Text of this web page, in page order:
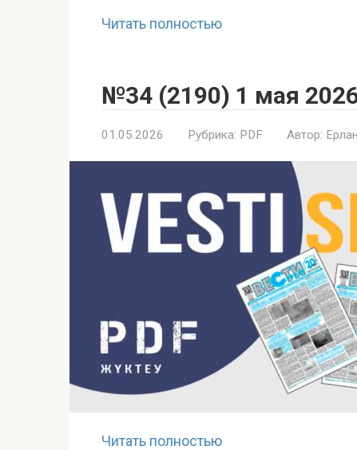
Читать полностью
№34 (2190) 1 мая
01.05.2026 Рубрика: PDF Автор:
Читать полностью